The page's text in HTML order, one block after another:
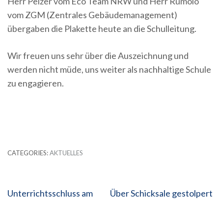
vom ZGM (Zentrales Gebäudemanagement)
übergaben die Plakette heute an die Schulleitung.
Wir freuen uns sehr über die Auszeichnung und
werden nicht müde, uns weiter als nachhaltige Schule
zu engagieren.
CATEGORIES:AKTUELLES
Beitragsnavigation
Unterrichtsschluss am
Über Schicksale gestolpert